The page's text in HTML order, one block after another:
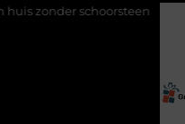
Een flexibele